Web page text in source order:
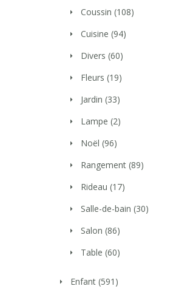
Coussin (108)
Cuisine (94)
Divers (60)
Fleurs (19)
Jardin (33)
Lampe (2)
Noël (96)
Rangement (89)
Rideau (17)
Salle-de-bain (30)
Salon (86)
Table (60)
Enfant (591)